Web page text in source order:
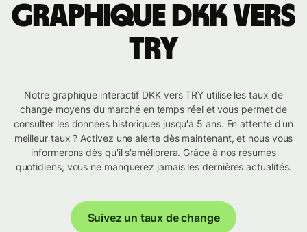
Graphique DKK vers
TRY
Notre graphique interactif DKK vers TRY utilise les taux de
change moyens du marché en temps réel et vous permet de
consulter les données historiques jusqu'à 5 ans. En attente d'un
meilleur taux ? Activez une alerte dès maintenant, et nous vous
informerons dès qu'il s'améliorera. Grâce à nos résumés
quotidiens, vous ne manquerez jamais les dernières actualités.
Suivez un taux de change